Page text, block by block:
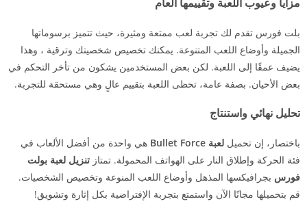
بلت فورس تقدم لك تجربة لعب ممتعة ومثيرة، حيث تتميز برسوماتها
الجميلة وأوضاع اللعب المتنوعة. يمكنك تخصيص شخصيتك وترقية ، وهذا
يضيف عمقًا إلى اللعبة. لكن بعض المستخدمين يشكون من تأخر التحكم في
بعض الأحيان. بصفة عامة، تحظى اللعبة بتقييم عالٍ وهي مستحقة للتجربة.
تحليل نهائي واستنتاج
باختصار، إن تحميل لعبة Bullet Force
هي واحدة من أفضل الألعاب في
فئة الحركة وإطلاق النار على الهواتف المحمولة. تمتاز تنزيل لعبة بولت
فورس بجرافيكسها المذهل وأوضاع اللعب المنوعة وتخصيص الشخصيات.
قم بتحميلها مجانًا الآن واستمتع بتجربة الإفتراضية بكل إثارة وتشويق!